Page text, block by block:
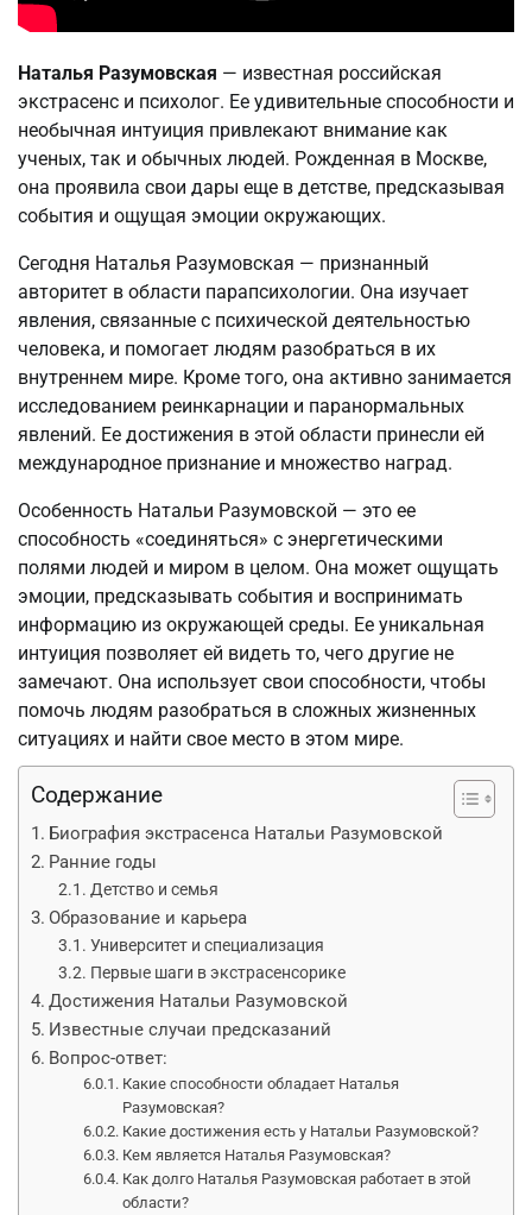
Наталья Разумовская — известная российская
экстрасенс и психолог. Ее удивительные способности и
необычная интуиция привлекают внимание как
ученых, так и обычных людей. Рожденная в Москве,
она проявила свои дары еще в детстве, предсказывая
события и ощущая эмоции окружающих.
Сегодня Наталья Разумовская — признанный
авторитет в области парапсихологии. Она изучает
явления, связанные с психической деятельностью
человека, и помогает людям разобраться в их
внутреннем мире. Кроме того, она активно занимается
исследованием реинкарнации и паранормальных
явлений. Ее достижения в этой области принесли ей
международное признание и множество наград.
Особенность Натальи Разумовской — это ее
способность «соединяться» с энергетическими
полями людей и миром в целом. Она может ощущать
эмоции, предсказывать события и воспринимать
информацию из окружающей среды. Ее уникальная
интуиция позволяет ей видеть то, чего другие не
замечают. Она использует свои способности, чтобы
помочь людям разобраться в сложных жизненных
ситуациях и найти свое место в этом мире.
Содержание
Биография экстрасенса Натальи Разумовской
Ранние годы
Детство и семья
Образование и карьера
Университет и специализация
Первые шаги в экстрасенсорике
Достижения Натальи Разумовской
Известные случаи предсказаний
Вопрос-ответ:
Какие способности обладает Наталья
Разумовская?
Какие достижения есть у Натальи Разумовской?
Кем является Наталья Разумовская?
Как долго Наталья Разумовская работает в этой
области?